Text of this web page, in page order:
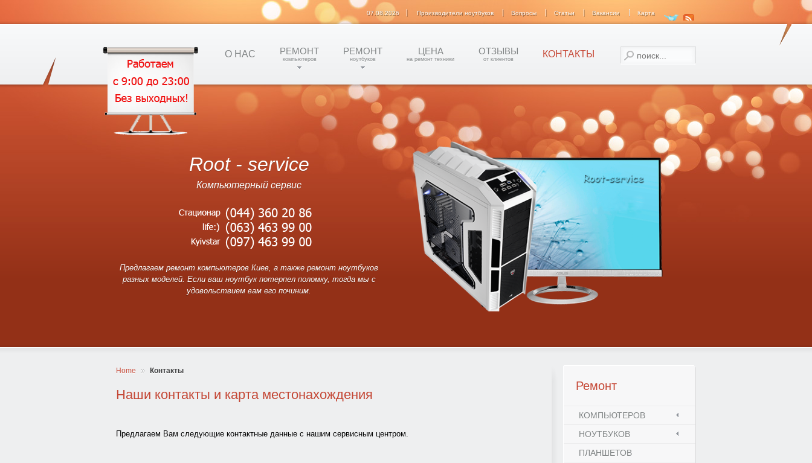
Производители ноутбуков Вопросы Статьи Вакансии Карта
07.08.2026
О НАС РЕМОНТ
компьютеров
РЕМОНТ
ноутбуков
ЦЕНА
на ремонт техники
ОТЗЫВЫ
от клиентов КОНТАКТЫ
Root - service
Компьютерный сервис
Предлагаем ремонт компьютеров Киев, а также ремонт ноутбуков
разных моделей. Если ваш ноутбук потерпел поломку, тогда мы с
удовольствием вам его починим.
Home Контакты
Наши контакты и карта местонахождения
Предлагаем Вам следующие контактные данные с нашим сервисным центром.
Ремонт
КОМПЬЮТЕРОВ
НОУТБУКОВ
ПЛАНШЕТОВ